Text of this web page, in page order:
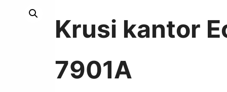
Krusi kantor
7901A